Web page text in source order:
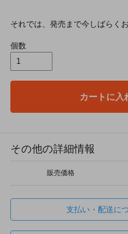
それでは、発売まで今しばらく
個数
カートに入
その他の詳細情報
販売価格
支払い・配送に